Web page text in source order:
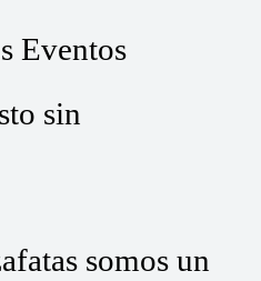
Eventos
sin
somos un